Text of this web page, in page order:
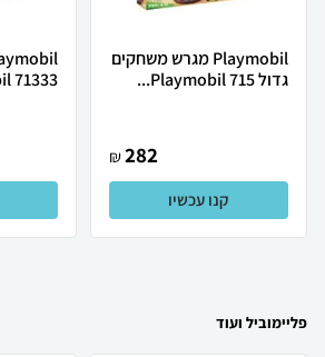
Playmobil מגרש משחקים
גדול Playmobil 715...
282
₪
קנו עכשיו
71333
פליימוביל ועוד